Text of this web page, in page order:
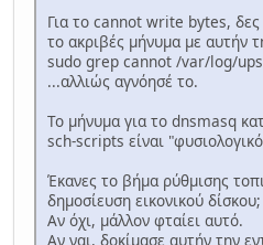
Για το cannot write bytes,
το ακριβές μήνυμα με αυτήν
sudo grep cannot /var/log/
...αλλιώς αγνόησέ το.
Το μήνυμα για το dnsmasq
sch-scripts είναι
Έκανες το βήμα ρύθμισης
δημοσίευση εικονικού δίσκου;
Αν όχι, μάλλον φταίει αυτό.
Αν ναι, δοκίμασε αυτήν την